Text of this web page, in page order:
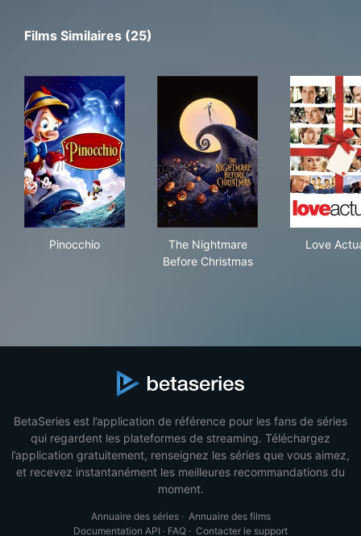
Films Similaires (25)
Pinocchio
The Nightmare
Before Christmas
Love
BetaSeries est l’application de référence pour les fans de séries
qui regardent les plateformes de streaming. Téléchargez
l’application gratuitement, renseignez les séries que vous aimez,
et recevez instantanément les meilleures recommandations du
moment.
Annuaire des séries· Annuaire des films
Documentation API · FAQ · Contacter le support